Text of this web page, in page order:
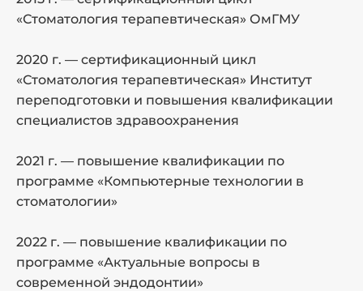
«Стоматология терапевтическая» ОмГМУ
2020 г. — сертификационный цикл
«Стоматология терапевтическая» Институт
переподготовки и повышения квалификации
специалистов здравоохранения
2021 г. — повышение квалификации по
программе «Компьютерные технологии в
стоматологии»
2022 г. — повышение квалификации по
программе «Актуальные вопросы в
современной эндодонтии»